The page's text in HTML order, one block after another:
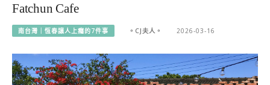
Fatchun Cafe
南台灣｜恆春讓人上癮的7件事 。CJ夫人。 2026-03-16